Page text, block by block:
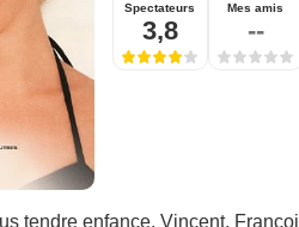
Spectateurs
3,8
Mes amis
--
tendre enfance, Vincent,